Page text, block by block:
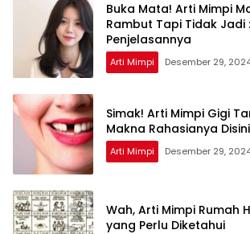
Buka Mata! Arti Mimpi
Rambut Tapi Tidak Jadi
Penjelasannya
Arti Mimpi Desember 29,
Simak! Arti Mimpi Gigi
Makna Rahasianya Disini
Arti Mimpi Desember 29,
Wah, Arti Mimpi Rumah
yang Perlu Diketahui